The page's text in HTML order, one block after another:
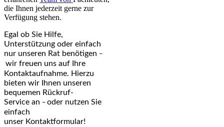
die Ihnen jederzeit gerne zur
Verfügung stehen.
Egal ob Sie Hilfe,
Unterstützung oder einfach
nur unseren Rat benötigen –
wir freuen uns auf Ihre
Kontaktaufnahme. Hierzu
bieten wir Ihnen unseren
bequemen Rückruf-
Service an – oder nutzen Sie
einfach
unser Kontaktformular!